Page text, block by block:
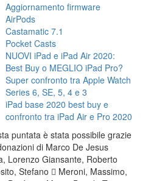
Aggiornamento firmware
AirPods
Castamatic 7.1
Pocket Casts
NUOVI iPad e iPad Air 2020:
Best Buy o MEGLIO iPad Pro?
Super confronto tra Apple Watch
Series 6, SE, 5, 4 e 3
iPad base 2020 best buy e
confronto tra iPad Air e Pro 2020
puntata è stata possibile grazie
di Marco De Jesus
Lorenzo Giansante, Roberto
Stefano  Meroni, Massimo,